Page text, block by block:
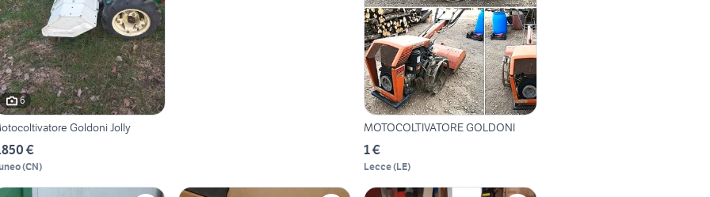
6
Goldoni Jolly
€
(CN)
MOTOCOLTIVATORE GOLDONI
1 €
Lecce(LE)